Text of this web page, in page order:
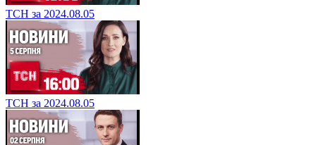
ТСН за 2024.08.05
ТСН за 2024.08.05